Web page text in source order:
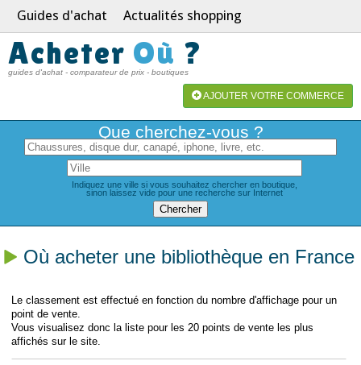
Guides d'achat Actualités shopping
Acheter Où ?
guides d'achat - comparateur de prix - boutiques
AJOUTER VOTRE COMMERCE
Que cherchez-vous ?
Indiquez une ville si vous souhaitez chercher en boutique,
sinon laissez vide pour une recherche sur Internet
Où acheter une bibliothèque en France
Le classement est effectué en fonction du nombre d'affichage pour un
point de vente.
Vous visualisez donc la liste pour les 20 points de vente les plus
affichés sur le site.